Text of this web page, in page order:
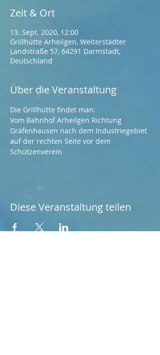
Zeit & Ort
13. Sept. 2020, 12:00
Grillhütte Arheilgen, Weiterstädter
Landstraße 57, 64291 Darmstadt,
Deutschland
Über die Veranstaltung
Die Grillhütte findet man:
Vom Bahnhof Arheilgen Richtung
Gräfenhausen nach dem Industriegebiet
auf der rechten Seite vor dem
Schützenverein
Diese Veranstaltung teilen